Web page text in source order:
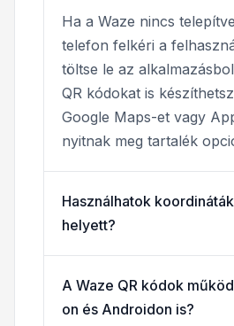
Ha a Waze nincs
telefon felkéri a
töltse le az
QR kódokat is
Google Maps-et vagy
nyitnak meg tartalék
Használhatok
helyett?
A Waze QR kódok
on és Androidon is?